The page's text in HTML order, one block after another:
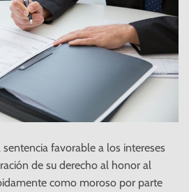
favorable a los intereses
de su derecho al honor al
como moroso por parte